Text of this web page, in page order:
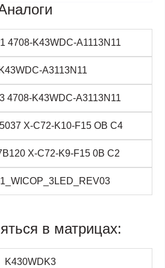
4708-K43WDC-A1113N11
A3113N11
4708-K43WDC-A3113N11
X-C72-K10-F15 OB C4
X-C72-K9-F15 0B C2
в матрицах:
K430WDK3